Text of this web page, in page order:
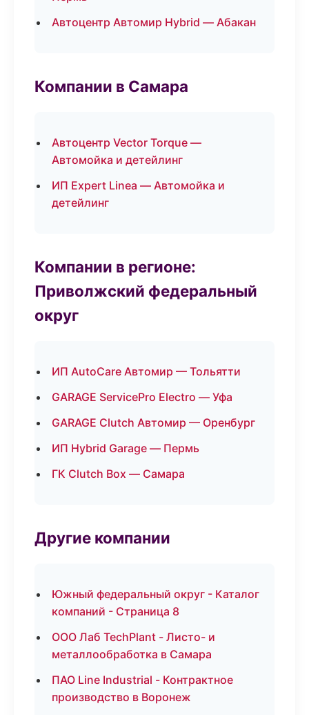
Автоцентр Автомир Hybrid — Абакан
Компании в Самара
Автоцентр Vector Torque —
Автомойка и детейлинг
ИП Expert Linea — Автомойка и
детейлинг
Компании в регионе:
Приволжский федеральный
округ
ИП AutoCare Автомир — Тольятти
GARAGE ServicePro Electro — Уфа
GARAGE Clutch Автомир — Оренбург
ИП Hybrid Garage — Пермь
ГК Clutch Box — Самара
Другие компании
Южный федеральный округ - Каталог
компаний - Страница 8
ООО Лаб TechPlant - Листо- и
металлообработка в Самара
ПАО Line Industrial - Контрактное
производство в Воронеж